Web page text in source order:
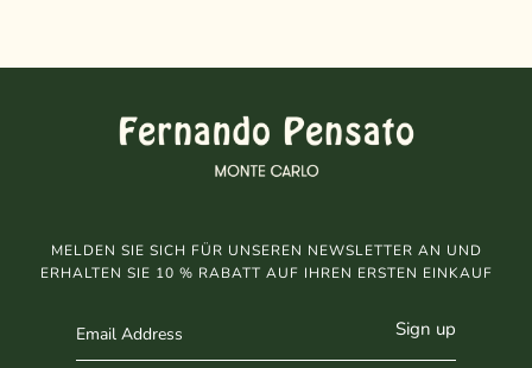
MELDEN SIE SICH FÜR UNSEREN NEWSLETTER AN UND
ERHALTEN SIE 10 % RABATT AUF IHREN ERSTEN EINKAUF
Sign up